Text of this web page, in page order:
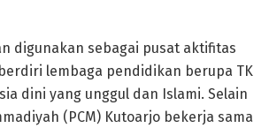
digunakan sebagai pusat aktifitas
lembaga pendidikan berupa TK
dini yang unggul dan Islami. Selain
(PCM) Kutoarjo bekerja sama